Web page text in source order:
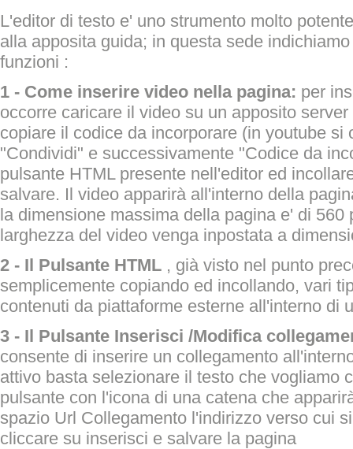
L'editor di testo e' uno strumento molto
alla apposita guida; in questa sede
funzioni :
1 - Come inserire video nella pagina: per
occorre caricare il video su un apposito
copiare il codice da incorporare (in youtube si
"Condividi" e successivamente "Codice da
pulsante HTML presente nell'editor ed
salvare. Il video apparirà all'interno della
la dimensione massima della pagina e' di
larghezza del video venga inpostata a
2 - Il Pulsante HTML , già visto nel punto
semplicemente copiando ed incollando, vari
contenuti da piattaforme esterne all'interno di
3 - Il Pulsante Inserisci /Modifica
consente di inserire un collegamento
attivo basta selezionare il testo che vogliamo
pulsante con l'icona di una catena che
spazio Url Collegamento l'indirizzo verso cui
cliccare su inserisci e salvare la pagina